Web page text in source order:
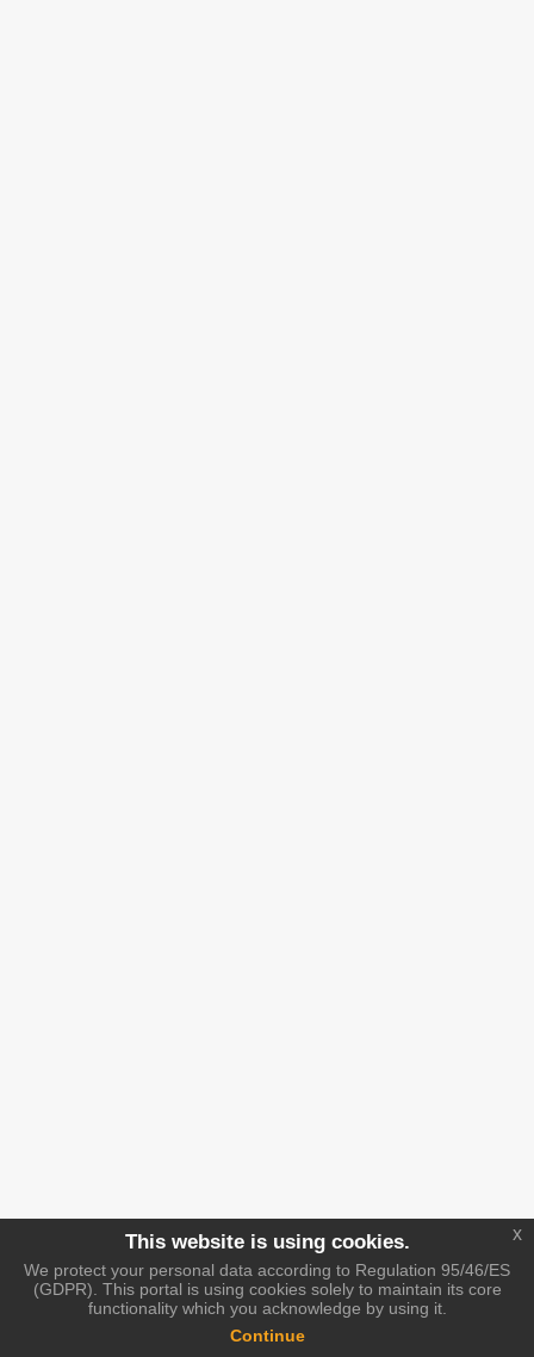
This website is using cookies.
We protect your personal data according to Regulation 95/46/ES
(GDPR). This portal is using cookies solely to maintain its core
functionality which you acknowledge by using it.
Continue
x